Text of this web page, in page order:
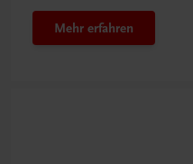
Mehr erfahren